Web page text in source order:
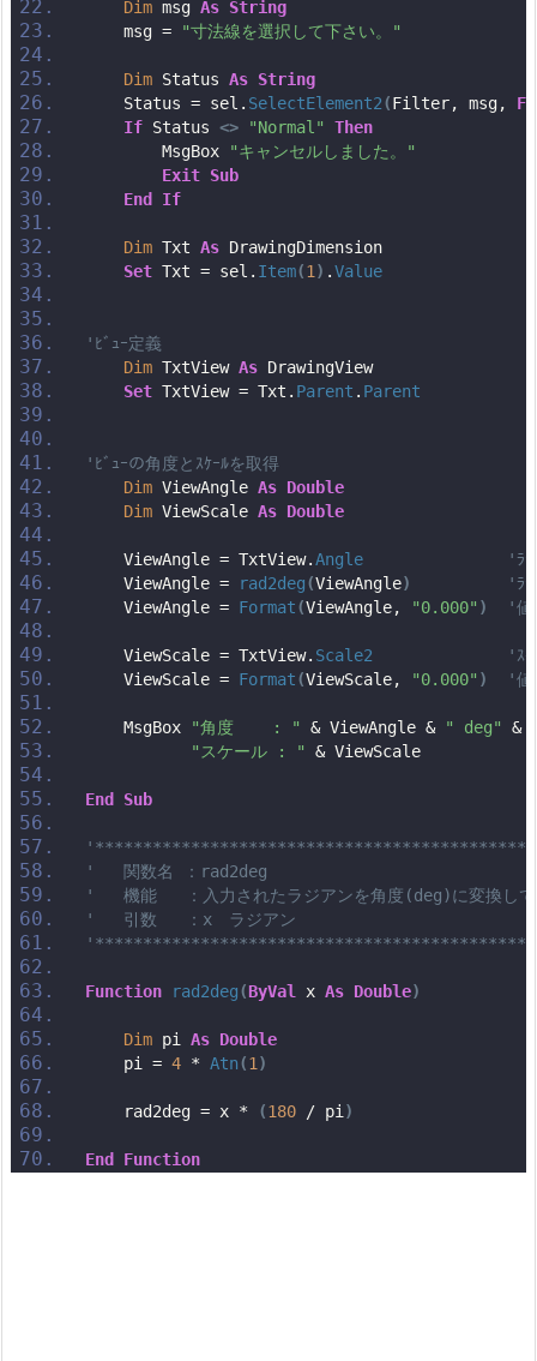
Dim msg As String
    msg =
"寸法線を選択して下さい。"
Dim Status As String
    Status = sel.
SelectElement2(Filter, msg,
If Status <> "Normal"
Then
        MsgBox
"キャンセルしました。"
Exit Sub
End
If
Dim Txt As DrawingDimension
Set Txt = sel. Item(1 ) .Value
'ﾋﾞｭｰ定義
Dim TxtView As DrawingView
Set TxtView = Txt. Parent . Parent
'ﾋﾞｭｰの角度とｽｹｰﾙを取得
Dim ViewAngle As Double
Dim ViewScale As Double
    ViewAngle = TxtView.
Angle
'ﾗｼ
    ViewAngle =
rad2deg(ViewAngle)
'ﾗ
    ViewAngle =
Format(ViewAngle, "0.000" ) '値
    ViewScale = TxtView.
Scale2
'ｽｹ
    ViewScale =
Format(ViewScale, "0.000" ) '値
    MsgBox
"角度    : " & ViewAngle & " deg"
&
"スケール : "
& ViewScale
End Sub
'   関数名 ：rad2deg
'   機能   ：入力されたラジアンを角度(deg)に変換して
'   引数   ：x　ラジアン
Function rad2deg(ByVal x As Double)
Dim pi As Double
    pi =
4 * Atn(1 )
    rad2deg = x *
(180 / pi )
End Function